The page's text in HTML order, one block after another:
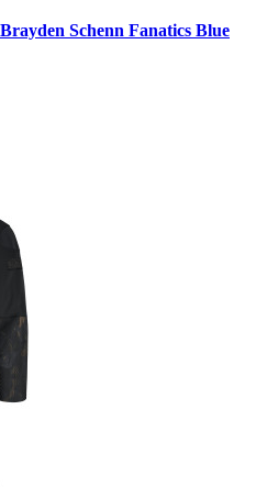
Schenn Fanatics Blue